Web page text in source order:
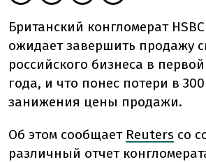
Британский конгломерат
ожидает завершить продажу
российского бизнеса в
года, и что понес потери в
занижения цены продажи.
Об этом сообщает Reuters со
различный отчет